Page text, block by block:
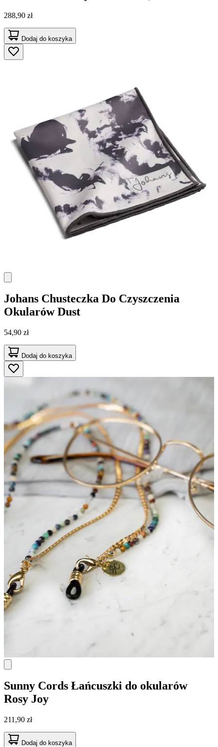
288,90 zł
Dodaj do koszyka
Johans Chusteczka Do Czyszczenia
Okularów Dust
54,90 zł
Dodaj do koszyka
Sunny Cords Łańcuszki do okularów
Rosy Joy
211,90 zł
Dodaj do koszyka